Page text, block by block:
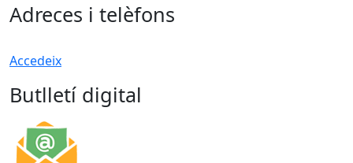
Adreces i telèfons
Accedeix
Butlletí digital